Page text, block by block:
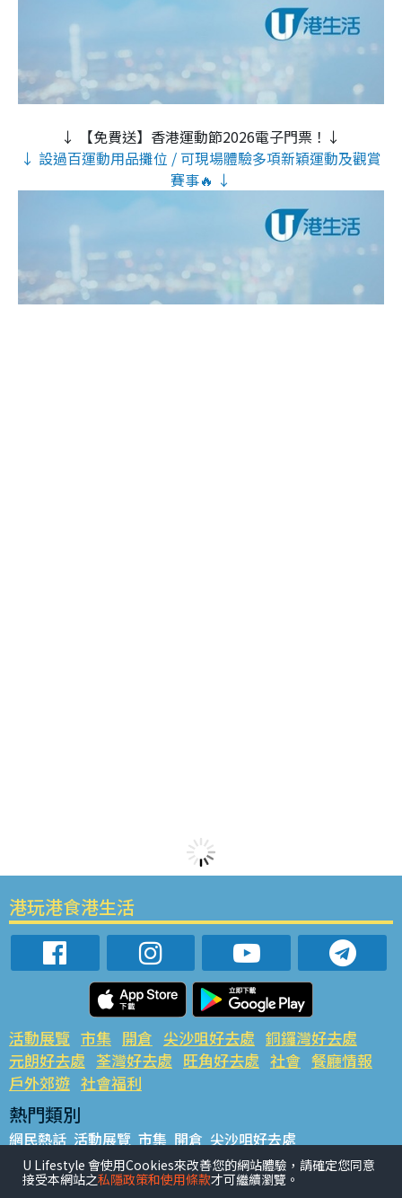
↓ 【免費送】香港運動節2026電子門票！↓
↓ 設過百運動用品攤位 / 可現場體驗多項新穎運動及觀賞
賽事🔥 ↓
港玩港食港生活
活動展覽 市集 開倉 尖沙咀好去處 銅鑼灣好去處
元朗好去處 荃灣好去處 旺角好去處 社會 餐廳情報
戶外郊遊 社會福利
熱門類別
網民熱話 活動展覽 市集 開倉 尖沙咀好去處
銅鑼灣好去處 元朗好去處 荃灣好去處 旺角好去處 社會
餐廳情報 戶外郊遊
U Lifestyle 會使用Cookies來改善您的網站體驗，請確定您同意
接受本網站之私隱政策和使用條款才可繼續瀏覽。